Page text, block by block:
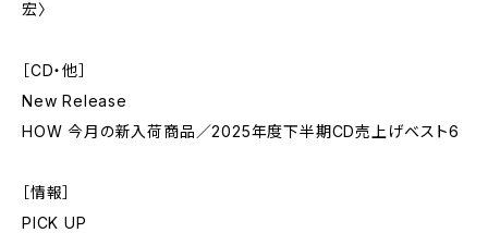
宏〉
［CD・他］
New Release
HOW 今月の新入荷商品／2025年度下半期CD売上げベスト6
［情報］
PICK UP